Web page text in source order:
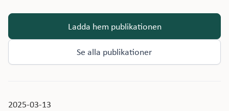
Ladda hem publikationen
Se alla publikationer
2025-03-13